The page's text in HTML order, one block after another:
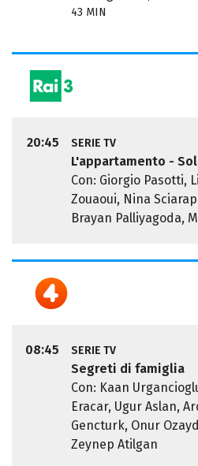
43 MIN
20:45 SERIE TV
L'appartamento -
Con: Giorgio Pasotti,
Zouaoui, Nina
Brayan Palliyagoda,
08:45 SERIE TV
Segreti di famiglia
Con: Kaan
Eracar, Ugur Aslan,
Gencturk, Onur
Zeynep Atilgan